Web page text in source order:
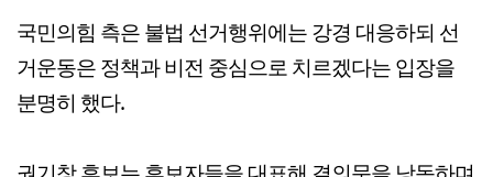
국민의힘 측은 불법 선거행위에는 강경 대응하되 선
거운동은 정책과 비전 중심으로 치르겠다는 입장을
분명히 했다.